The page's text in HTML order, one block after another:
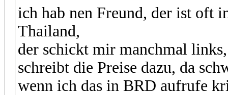
ich hab nen Freund, der ist oft
Thailand,
der schickt mir manchmal
schreibt die Preise dazu, da
wenn ich das in BRD aufrufe